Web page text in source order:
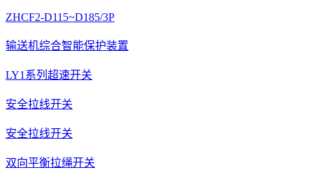
ZHCF2-D115~D185/3P
输送机综合智能保护装置
LY1系列超速开关
安全拉线开关
安全拉线开关
双向平衡拉绳开关